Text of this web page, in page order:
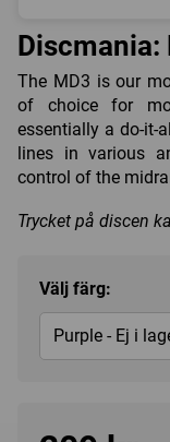
Discmania:
The MD3 is our
of choice for
essentially a do-it-
lines in various
control of the
Trycket på discen
Välj färg:
Purple - Ej i